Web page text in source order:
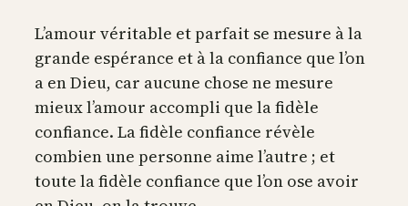
L’amour véritable et parfait se mesure à la
grande espérance et à la confiance que l’on
a en Dieu, car aucune chose ne mesure
mieux l’amour accompli que la fidèle
confiance. La fidèle confiance révèle
combien une personne aime l’autre ; et
toute la fidèle confiance que l’on ose avoir